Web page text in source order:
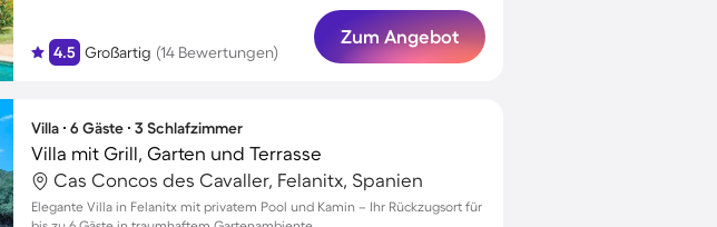
4.5 Großartig (14 Bewertungen)
Zum Angebot
Villa ∙ 6 Gäste ∙ 3 Schlafzimmer
Villa mit Grill, Garten und Terrasse
Cas Concos des Cavaller, Felanitx, Spanien
Elegante Villa in Felanitx mit privatem Pool und Kamin – Ihr Rückzugsort für